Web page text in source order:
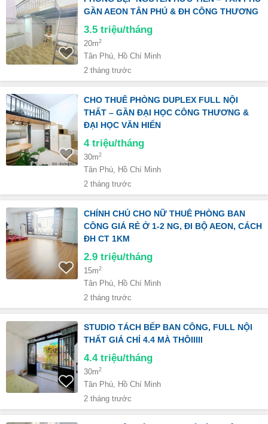
GẦN AEON TÂN PHÚ & ĐH CÔNG THƯƠNG
3.5 triệu/tháng
20m2
Tân Phú, Hồ Chí Minh
2 tháng trước
CHO THUÊ PHÒNG DUPLEX FULL NỘI
THẤT – GẦN ĐẠI HỌC CÔNG THƯƠNG &
ĐẠI HỌC VĂN HIẾN
4 triệu/tháng
30m2
Tân Phú, Hồ Chí Minh
2 tháng trước
CHÍNH CHỦ CHO NỮ THUÊ PHÒNG BAN
CÔNG GIÁ RẺ Ở 1-2 NG, ĐI BỘ AEON, CÁCH
ĐH CT 1KM
2.9 triệu/tháng
15m2
Tân Phú, Hồ Chí Minh
2 tháng trước
STUDIO TÁCH BẾP BAN CÔNG, FULL NỘI
THẤT GIÁ CHỈ 4.4 MÀ THÔIIIII
4.4 triệu/tháng
30m2
Tân Phú, Hồ Chí Minh
2 tháng trước